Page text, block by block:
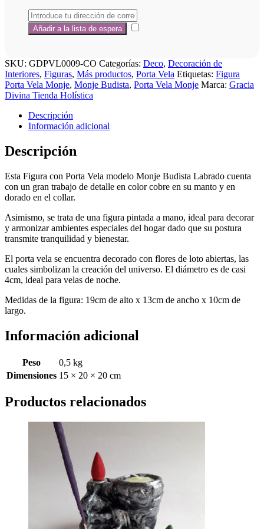
SKU: GDPVL0009-CO Categorías: Deco, Decoración de
Interiores, Figuras, Más productos, Porta Vela Etiquetas: Figura
Porta Vela Monje, Monje Budista, Porta Vela Monje Marca: Gracia
Divina Tienda Holística
Descripción
Información adicional
Descripción
Esta Figura con Porta Vela modelo Monje Budista Labrado cuenta
con un gran trabajo de detalle en color cobre en su manto y en
dorado en el collar.
Asimismo, se trata de una figura pintada a mano, ideal para decorar
y armonizar ambientes especiales del hogar dado que su postura
transmite tranquilidad y bienestar.
El porta vela se encuentra decorado con flores de loto abiertas, las
cuales simbolizan la creación del universo. El diámetro es de casi
4cm, ideal para velas de noche.
Medidas de la figura: 19cm de alto x 13cm de ancho x 10cm de
largo.
Información adicional
Peso
0,5 kg
Dimensiones 15 × 20 × 20 cm
Productos relacionados